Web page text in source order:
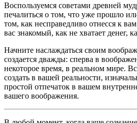
Воспользуемся советами древней
печалиться о том, что уже прошло
том, как несправедливо отнесся к
вас знакомый, как не хватает денег,
Начните наслаждаться своим
создается дважды: сперва в
некоторое время, в реальном мире.
создать в вашей реальности,
простой отпечаток в вашем
вашего воображения.